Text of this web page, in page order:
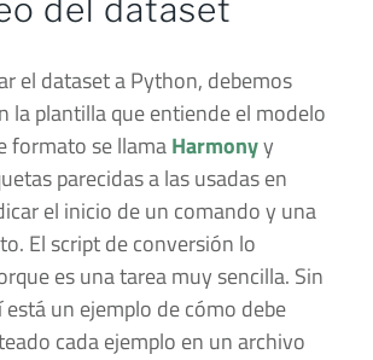
del dataset
el dataset a Python, debemos
la plantilla que entiende el modelo
formato se llamaHarmonyy
parecidas a las usadas en
el inicio de un comando y una
El script de conversión lo
es una tarea muy sencilla. Sin
está un ejemplo de cómo debe
cada ejemplo en un archivo